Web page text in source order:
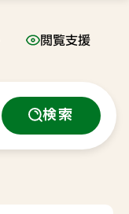
閲覧支援
検索